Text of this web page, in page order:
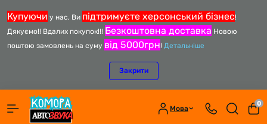
Купуючи у нас, Ви підтримуєте херсонський бізнес!
Дякуємо!! Вдалих покупок!!! Безкоштовна доставка Новою
поштою замовлень на суму від 5000грн! Детальніше
Закрити
Мова
0